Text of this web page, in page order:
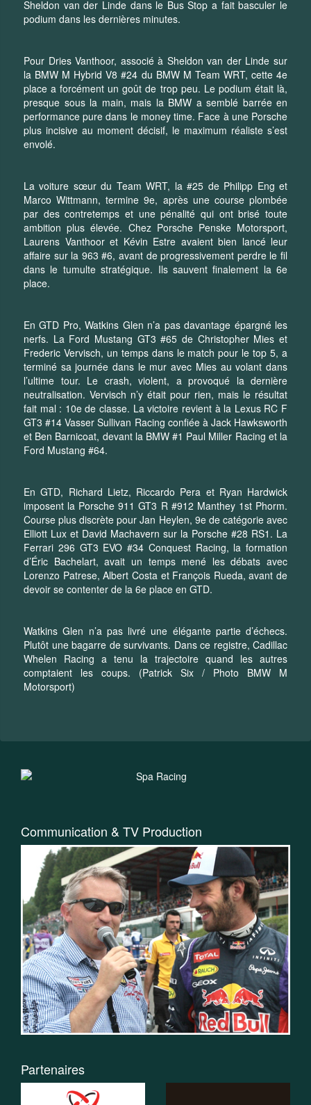
Sheldon van der Linde dans le Bus Stop a fait basculer le
podium dans les dernières minutes.
Pour Dries Vanthoor, associé à Sheldon van der Linde sur
la BMW M Hybrid V8 #24 du BMW M Team WRT, cette 4e
place a forcément un goût de trop peu. Le podium était là,
presque sous la main, mais la BMW a semblé barrée en
performance pure dans le money time. Face à une Porsche
plus incisive au moment décisif, le maximum réaliste s’est
envolé.
La voiture sœur du Team WRT, la #25 de Philipp Eng et
Marco Wittmann, termine 9e, après une course plombée
par des contretemps et une pénalité qui ont brisé toute
ambition plus élevée. Chez Porsche Penske Motorsport,
Laurens Vanthoor et Kévin Estre avaient bien lancé leur
affaire sur la 963 #6, avant de progressivement perdre le fil
dans le tumulte stratégique. Ils sauvent finalement la 6e
place.
En GTD Pro, Watkins Glen n’a pas davantage épargné les
nerfs. La Ford Mustang GT3 #65 de Christopher Mies et
Frederic Vervisch, un temps dans le match pour le top 5, a
terminé sa journée dans le mur avec Mies au volant dans
l’ultime tour. Le crash, violent, a provoqué la dernière
neutralisation. Vervisch n’y était pour rien, mais le résultat
fait mal : 10e de classe. La victoire revient à la Lexus RC F
GT3 #14 Vasser Sullivan Racing confiée à Jack Hawksworth
et Ben Barnicoat, devant la BMW #1 Paul Miller Racing et la
Ford Mustang #64.
En GTD, Richard Lietz, Riccardo Pera et Ryan Hardwick
imposent la Porsche 911 GT3 R #912 Manthey 1st Phorm.
Course plus discrète pour Jan Heylen, 9e de catégorie avec
Elliott Lux et David Machavern sur la Porsche #28 RS1. La
Ferrari 296 GT3 EVO #34 Conquest Racing, la formation
d’Éric Bachelart, avait un temps mené les débats avec
Lorenzo Patrese, Albert Costa et François Rueda, avant de
devoir se contenter de la 6e place en GTD.
Watkins Glen n’a pas livré une élégante partie d’échecs.
Plutôt une bagarre de survivants. Dans ce registre, Cadillac
Whelen Racing a tenu la trajectoire quand les autres
comptaient les coups. (Patrick Six / Photo BMW M
Motorsport)
Communication & TV Production
Partenaires